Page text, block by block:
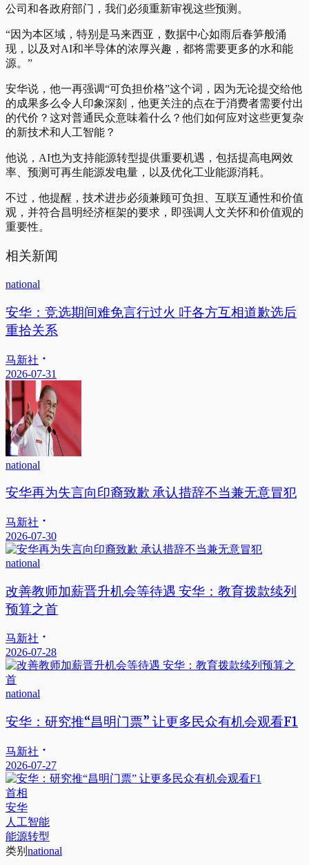
公司和各政府部门，我们必须重新审视这些预测。
“因为本区域，特别是马来西亚，数据中心如雨后春笋般涌
现，以及对AI和半导体的浓厚兴趣，都将需要更多的水和能
源。”
安华说，他一再强调“可负担价格”这个词，因为无论提交给他
的成果多么令人印象深刻，他更关注的点在于消费者需要付出
的代价？这对普通民众意味着什么？他​​们如何应对这些更复杂
的新技术和人工智能？
他说，AI也为支持能源转型提供重要机遇，包括提高电网效
率、预测可再生能源发电量，以及优化工业能源消耗。
不过，他提醒，技术进步必须兼顾可负担、互联互通性和价值
观，并符合昌明经济框架的要求，即强调人文关怀和价值观的
重要性。
相关新闻
national
安华：竞选期间难免言行过火 吁各方互相道歉选后
重拾关系
马新社
2026-07-31
national
安华再为失言向印裔致歉 承认措辞不当兼无意冒犯
马新社
2026-07-30
national
改善教师加薪晋升机会等待遇 安华：教育拨款续列
预算之首
马新社
2026-07-28
national
安华：研究推“昌明门票” 让更多民众有机会观看F1
马新社
2026-07-27
首相
安华
人工智能
能源转型
类别 national